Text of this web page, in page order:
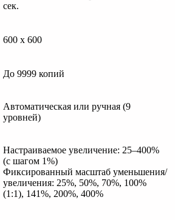
сек.
600 x 600
До 9999 копий
Автоматическая или ручная (9
уровней)
Настраиваемое увеличение: 25–400%
(с шагом 1%)
Фиксированный масштаб уменьшения/
увеличения: 25%, 50%, 70%, 100%
(1:1), 141%, 200%, 400%